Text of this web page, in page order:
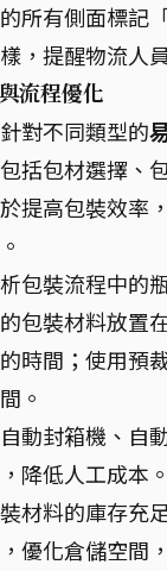
所有側面標記
，提醒物流人
流程優化
針對不同類型的
括包材選擇、
提高包裝效率
析包裝流程中的
包裝材料放置
時間；使用預
。
自動封箱機、自
降低人工成本。
裝材料的庫存充
優化倉儲空間